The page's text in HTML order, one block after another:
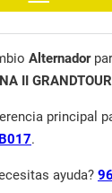
Alternador
II
principal
.
ayuda?